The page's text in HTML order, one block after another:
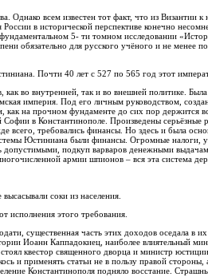
всем известен тот факт, что из Византии
в исторической перспективе конечно
5- ти томном исследовании
обязательно для русского учёного и не менее
Почти 40 лет с 527 по 565 год этот
во внутренней, так и во внешней политике.
империя. Под его личным руководством,
как на прочном фундаменте до сих пор держится
в Константинополе. Произведены серьёзные
требовались финансы. Но здесь и была
Юстиниана были финансы. Огромные налоги,
допустимыми, подкуп варваров денежными
армии шпионов – вся эта система
соки из населения.
исполнения этого требования.
существенная часть этих доходов оседала в
Иоанн Каппадокиец, наиболее влиятельный
квестор священного дворца и министр
и применять статьи не в пользу правой
Константинополя подняло восстание.